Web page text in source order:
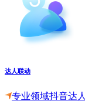
达人联动
专业领域抖音达人